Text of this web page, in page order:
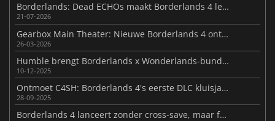
Borderlands: Dead ECHOs maakt Borderlands 4 levendiger
21-07-2026
Gearbox Main Theater: Nieuwe Borderlands 4 onthullingen in aantocht!
26-03-2026
Humble brengt Borderlands x Wonderlands-bundel drie dagen terug
10-12-2025
Ontmoet C4SH: Borderlands 4's eerste DLC kluisjager
28-09-2025
Borderlands 4 lanceert zonder cross-save, maar functies komen later